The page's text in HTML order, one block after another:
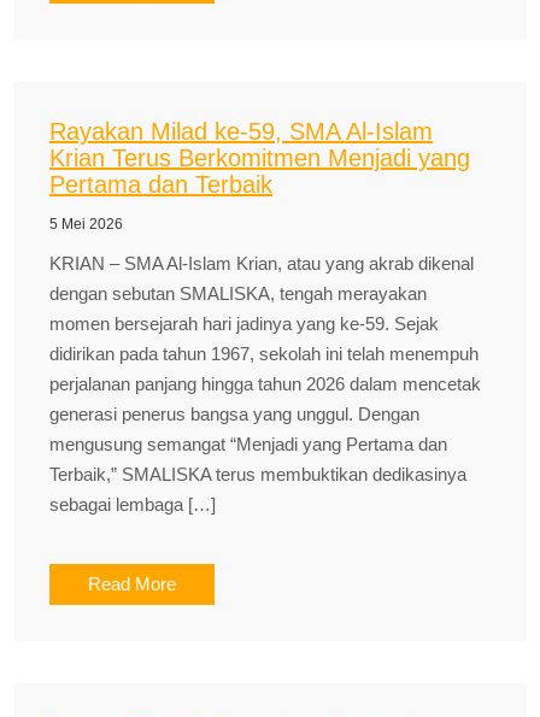
Rayakan Milad ke-59, SMA Al-Islam
Krian Terus Berkomitmen Menjadi yang
Pertama dan Terbaik
5 Mei 2026
KRIAN – SMA Al-Islam Krian, atau yang akrab dikenal
dengan sebutan SMALISKA, tengah merayakan
momen bersejarah hari jadinya yang ke-59. Sejak
didirikan pada tahun 1967, sekolah ini telah menempuh
perjalanan panjang hingga tahun 2026 dalam mencetak
generasi penerus bangsa yang unggul. Dengan
mengusung semangat “Menjadi yang Pertama dan
Terbaik,” SMALISKA terus membuktikan dedikasinya
sebagai lembaga […]
Read More